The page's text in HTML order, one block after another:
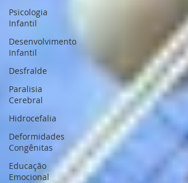
Psicologia
Infantil
Desenvolvimento
Infantil
Desfralde
Paralisia
Cerebral
Hidrocefalia
Deformidades
Congênitas
Educação
Emocional